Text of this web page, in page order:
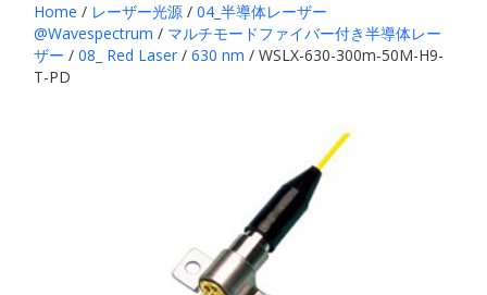
Home / レーザー光源 /04_半導体レーザー
@Wavespectrum / マルチモードファイバー付き半導体レー
ザー /08_ Red Laser /630 nm / WSLX-630-300m-50M-H9-
T-PD